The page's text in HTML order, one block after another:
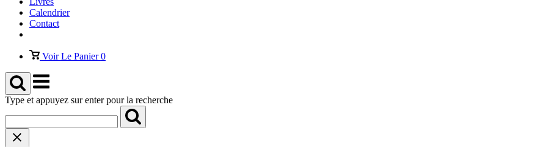
Calendrier
Contact
VoirVoir Le Panier 0
Menu
Type et appuyez sur enter pour la recherche